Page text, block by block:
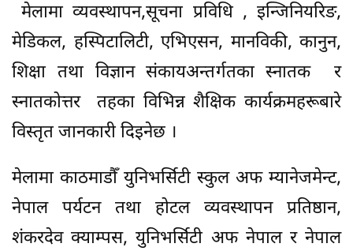
मेलामा व्यवस्थापन,सूचना प्रविधि , इन्जिनियरिङ,
मेडिकल, हस्पिटालिटी, एभिएसन, मानविकी, कानुन,
शिक्षा तथा विज्ञान संकायअन्तर्गतका स्नातक र
स्नातकोत्तर तहका विभिन्न शैक्षिक कार्यक्रमहरूबारे
विस्तृत जानकारी दिइनेछ ।
​मेलामा काठमाडौँ युनिभर्सिटी स्कुल अफ म्यानेजमेन्ट,
नेपाल पर्यटन तथा होटल व्यवस्थापन प्रतिष्ठान,
शंकरदेव क्याम्पस, युनिभर्सिटी अफ नेपाल र नेपाल